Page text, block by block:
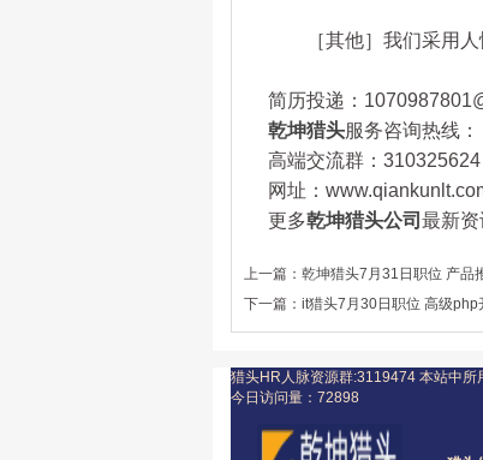
［其他］我们采用人
简历投递：
乾坤猎头服务咨询热线
高端交流群：
网址：
更多乾坤猎头公司 最新
上一篇： 乾坤猎头7月31日职位 产品
下一篇： it猎头7月30日职位 高级
猎头HR人脉资源群:3119474 本站中所
今日访问量： 72898